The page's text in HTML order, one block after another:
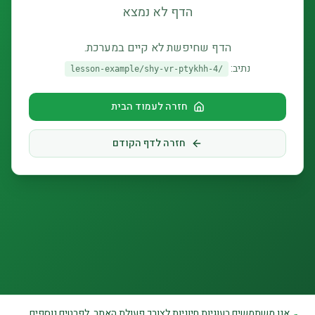
הדף לא נמצא
הדף שחיפשת לא קיים במערכת.
נתיב: /lesson-example/shy-vr-ptykhh-4
חזרה לעמוד הבית
חזרה לדף הקודם